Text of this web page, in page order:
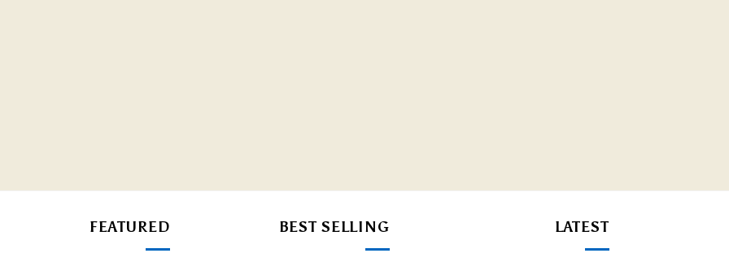
LATEST
BEST SELLING
FEATURED